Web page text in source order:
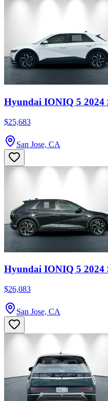
Hyundai IONIQ 5 2024
$25,683
San Jose, CA
Hyundai IONIQ 5 2024
$26,083
San Jose, CA